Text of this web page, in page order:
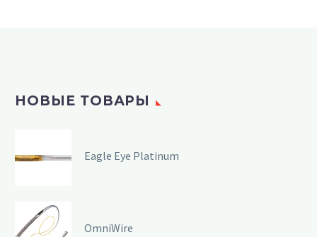
НОВЫЕ ТОВАРЫ
Eagle Eye Platinum
OmniWire